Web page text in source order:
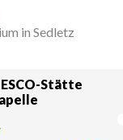
in Sedletz
Stätte